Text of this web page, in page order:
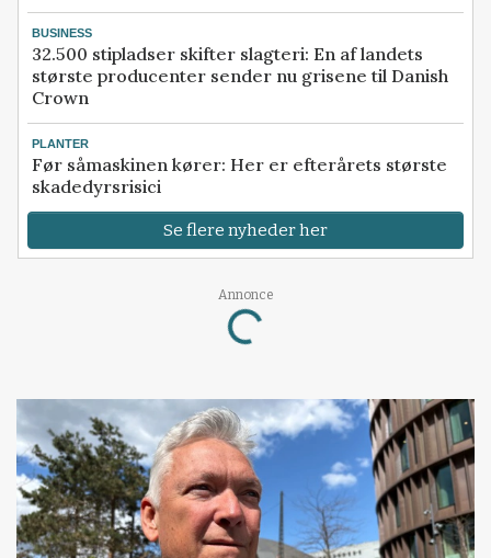
BUSINESS
32.500 stipladser skifter slagteri: En af landets
største producenter sender nu grisene til Danish
Crown
PLANTER
Før såmaskinen kører: Her er efterårets største
skadedyrsrisici
Se flere nyheder her
Annonce
Loading...